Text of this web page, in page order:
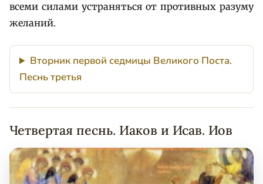
всеми силами устраняться от противных разуму
желаний.
Вторник первой седмицы Великого Поста.
Песнь третья
Четвертая песнь. Иаков и Исав. Иов